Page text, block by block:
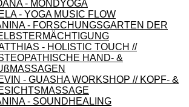
- MONDYOGA
- YOGA MUSIC FLOW
- FORSCHUNGSGARTEN DER
- HOLISTIC TOUCH //
HAND- &
- GUASHA WORKSHOP // KOPF- &
- SOUNDHEALING